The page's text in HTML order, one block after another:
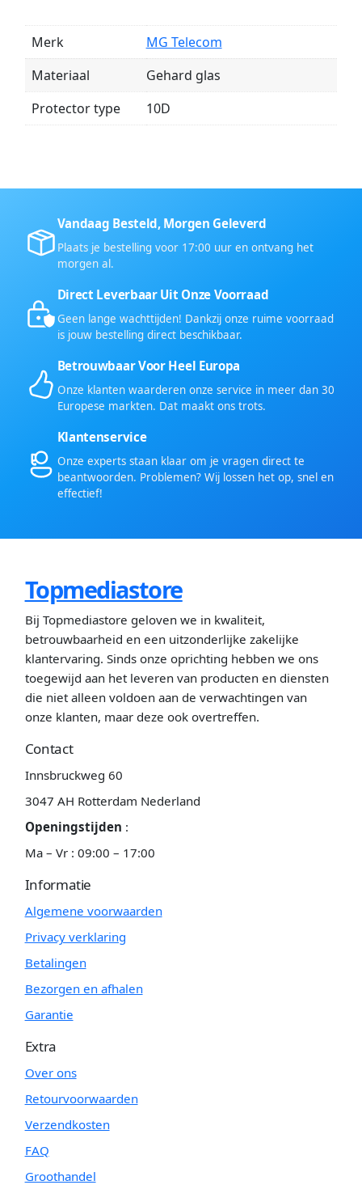
Merk
MG Telecom
Materiaal
Gehard glas
Protector type
10D
Vandaag Besteld, Morgen Geleverd
Plaats je bestelling voor 17:00 uur en ontvang het
morgen al.
Direct Leverbaar Uit Onze Voorraad
Geen lange wachttijden! Dankzij onze ruime voorraad
is jouw bestelling direct beschikbaar.
Betrouwbaar Voor Heel Europa
Onze klanten waarderen onze service in meer dan 30
Europese markten. Dat maakt ons trots.
Klantenservice
Onze experts staan klaar om je vragen direct te
beantwoorden. Problemen? Wij lossen het op, snel en
effectief!
Topmediastore
Bij Topmediastore geloven we in kwaliteit,
betrouwbaarheid en een uitzonderlijke zakelijke
klantervaring. Sinds onze oprichting hebben we ons
toegewijd aan het leveren van producten en diensten
die niet alleen voldoen aan de verwachtingen van
onze klanten, maar deze ook overtreffen.
Contact
Innsbruckweg 60
3047 AH Rotterdam Nederland
Openingstijden :
Ma – Vr : 09:00 – 17:00
Informatie
Algemene voorwaarden
Privacy verklaring
Betalingen
Bezorgen en afhalen
Garantie
Extra
Over ons
Retourvoorwaarden
Verzendkosten
FAQ
Groothandel